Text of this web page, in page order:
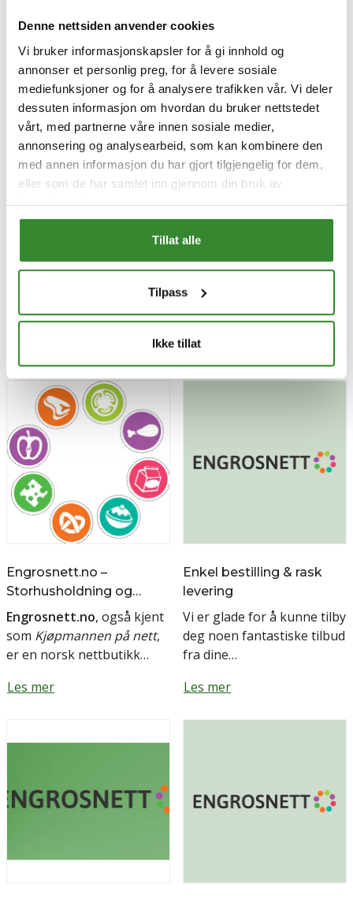
Denne nettsiden anvender cookies
Vi bruker informasjonskapsler for å gi innhold og
annonser et personlig preg, for å levere sosiale
mediefunksjoner og for å analysere trafikken vår. Vi deler
dessuten informasjon om hvordan du bruker nettstedet
vårt, med partnerne våre innen sosiale medier,
annonsering og analysearbeid, som kan kombinere den
med annen informasjon du har gjort tilgjengelig for dem,
eller som de har samlet inn gjennom din bruk av
Tillat alle
Tilpass
Ikke tillat
RÅKOST:
- Riv gulrot og eple og press over litt sitronsaft.
Oppskrift og bilde er hentet fra godfisk.no
Engrosnett.no –
Storhusholdning og
engros på nett for hele
Norge
Engrosnett.no, også kjent
som Kjøpmannen på nett,
er en norsk nettbutikk
matvarer, tørrvarer,
Les mer
Enkel bestilling & rask
levering
Vi er glade for å kunne tilby
deg noen fantastiske tilbud
fra dine
oss finner du et bredt
Les mer